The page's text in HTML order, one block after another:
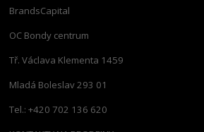
BrandsCapital
OC Bondy centrum
Tř. Václava Klementa 1459
Mladá Boleslav 293 01
Tel.: +420 702 136 620